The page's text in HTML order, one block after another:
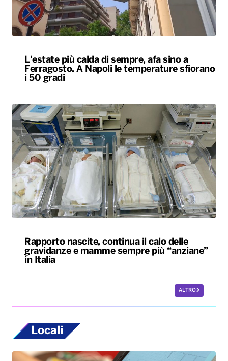
L’estate più calda di sempre, afa sino a
Ferragosto. A Napoli le temperature sfiorano
i 50 gradi
Rapporto nascite, continua il calo delle
gravidanze e mamme sempre più “anziane”
in Italia
ALTRO
Locali